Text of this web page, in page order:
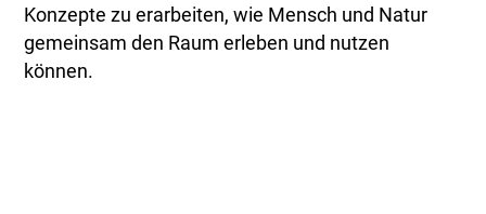
Konzepte zu erarbeiten, wie Mensch und Natur
gemeinsam den Raum erleben und nutzen
können.